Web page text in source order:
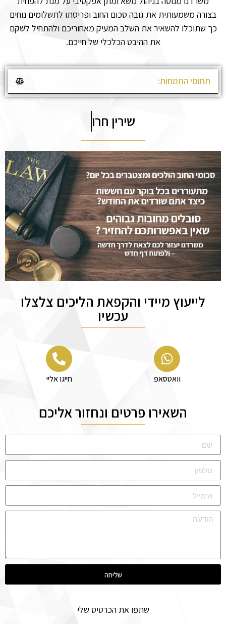
בצורה משמעותית את גובה סכום החוב ופריסתו לתשלומים נוחים
כך שתוכלו להשאיר את השלב המעיק מאחוריכם ולהתחיל לשקם
את ההיבט הכלכלי של חייכם.
תחומי התמחות:
שירין חרוב
לייעוץ מיידי והקפאת הליכים צלצלו
עכשיו
וואטסאפ חייגו אליי
השאירו פרטים ונחזור אליכם
שליחה
שתפו את הכרטיס שלי